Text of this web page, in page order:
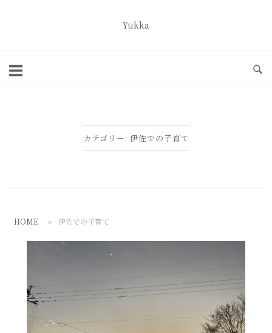
ホ
Yukka
カテゴリー: 伊佐での子育て
HOME » 伊佐での子育て